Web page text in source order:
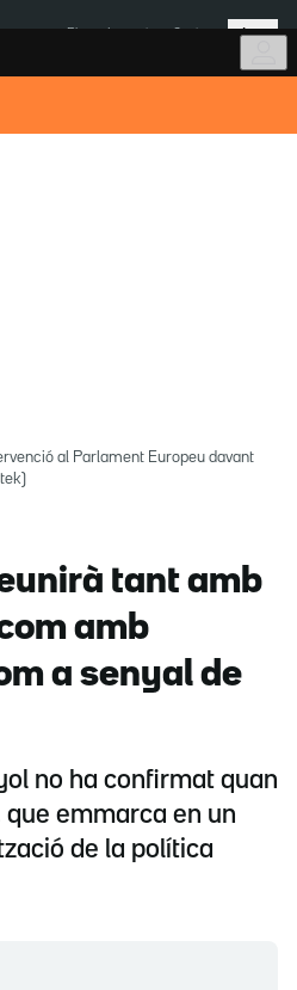
Més
al Parlament Europeu davant
tant amb
amb
a senyal de
no ha confirmat quan
emmarca en un
de la política